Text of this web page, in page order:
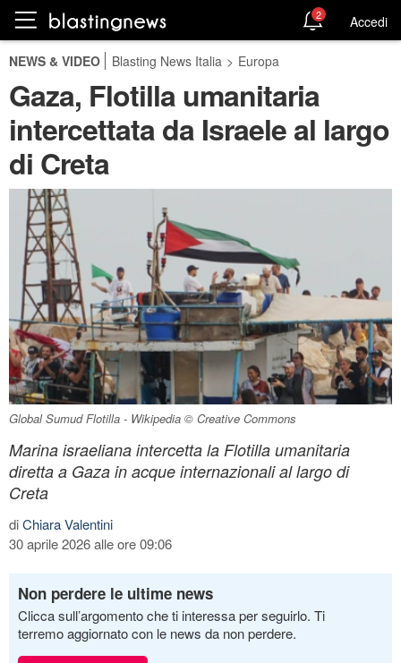
2 Accedi
NEWS & VIDEO Blasting News Italia > Europa
Gaza, Flotilla umanitaria
intercettata da Israele al largo
di Creta
Global Sumud Flotilla - Wikipedia © Creative Commons
Marina israeliana intercetta la Flotilla umanitaria
diretta a Gaza in acque internazionali al largo di
Creta
diChiara Valentini
30 aprile 2026 alle ore 09:06
Non perdere le ultime news
Clicca sull’argomento che ti interessa per seguirlo. Ti
terremo aggiornato con le news da non perdere.